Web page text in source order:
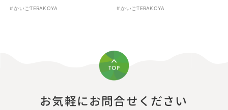
かいごTERAKOYA かいごTERAKOYA
お気軽にお問合せください